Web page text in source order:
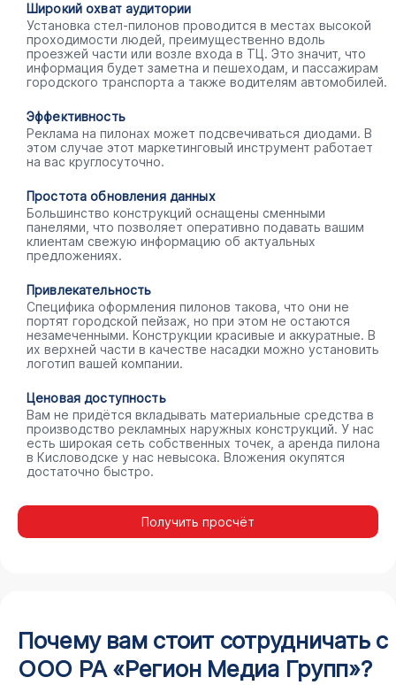
Широкий охват аудитории
Установка стел-пилонов проводится в местах высокой
проходимости людей, преимущественно вдоль
проезжей части или возле входа в ТЦ. Это значит, что
информация будет заметна и пешеходам, и пассажирам
городского транспорта а также водителям автомобилей.
Эффективность
Реклама на пилонах может подсвечиваться диодами. В
этом случае этот маркетинговый инструмент работает
на вас круглосуточно.
Простота обновления данных
Большинство конструкций оснащены сменными
панелями, что позволяет оперативно подавать вашим
клиентам свежую информацию об актуальных
предложениях.
Привлекательность
Специфика оформления пилонов такова, что они не
портят городской пейзаж, но при этом не остаются
незамеченными. Конструкции красивые и аккуратные. В
их верхней части в качестве насадки можно установить
логотип вашей компании.
Ценовая доступность
Вам не придётся вкладывать материальные средства в
производство рекламных наружных конструкций. У нас
есть широкая сеть собственных точек, а аренда пилона
в Кисловодске у нас невысока. Вложения окупятся
достаточно быстро.
Получить просчёт
Почему вам стоит сотрудничать с
ООО РА «Регион Медиа Групп»?